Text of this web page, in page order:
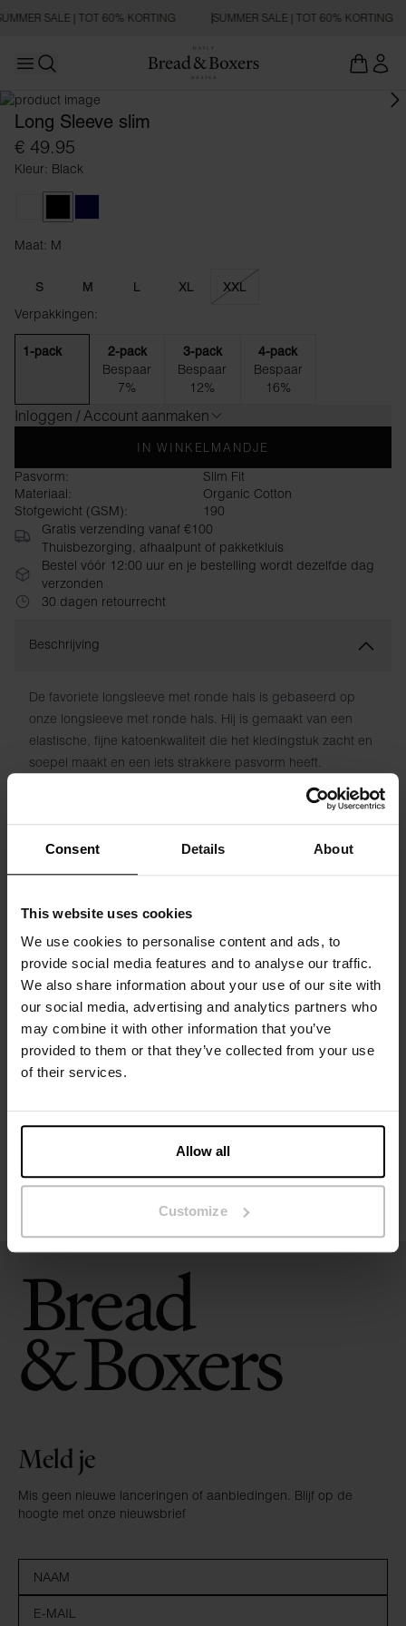
Consent Details About
This website uses cookies
We use cookies to personalise content and ads, to
provide social media features and to analyse our traffic.
We also share information about your use of our site with
our social media, advertising and analytics partners who
may combine it with other information that you’ve
provided to them or that they’ve collected from your use
of their services.
Allow all
Customize
SALE | TOT 60% KORTING SUMMER SALE | TOT 60% KORTING
Open main menu
Long Sleeve slim
€ 49.95
Kleur: Black
Maat: M
S M L XL XXL
Verpakkingen:
1-pack 2-pack
Bespaar
7%
3-pack
Bespaar
12%
4-pack
Bespaar
16%
Inloggen / Account aanmaken
IN WINKELMANDJE
Pasvorm:
Slim Fit
Materiaal:
Organic Cotton
Stofgewicht (GSM):
190
Gratis verzending vanaf €100
Thuisbezorging, afhaalpunt of pakketkluis
Bestel vóór 12:00 uur en je bestelling wordt dezelfde dag
verzonden
30 dagen retourrecht
Beschrijving
De favoriete longsleeve met ronde hals is gebaseerd op
onze longsleeve met ronde hals. Hij is gemaakt van een
elastische, fijne katoenkwaliteit die het kledingstuk zacht en
soepel maakt en een iets strakkere pasvorm heeft.
Verborgen naden en geprinte informatie in plaats van
gestikte labels minimaliseren wrijving en maximaliseren het
draagcomfort. Kan met bijna alles gecombineerd worden:
chic, casual of gewoon zo. Comfortabeler dan een shirt met
korte mouwen onder een jasje.
Materiaal: 94% biologisch katoen, 6% elastaan
Het model op de foto is 185 cm lang en draagt ​​maat M.
Specificatie
Maatgids
Wasvoorschriften
Beoordelingen
Meld je
Mis geen nieuwe lanceringen of aanbiedingen. Blijf op de
hoogte met onze nieuwsbrief